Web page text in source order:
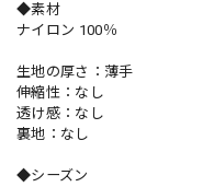
◆素材
ナイロン 100％
生地の厚さ：薄手
伸縮性：なし
透け感：なし
裏地：なし
◆シーズン